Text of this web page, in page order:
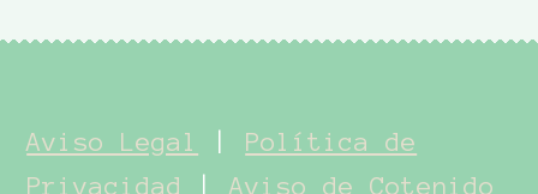
Aviso Legal
Política de
Privacidad
|Aviso de Cotenido